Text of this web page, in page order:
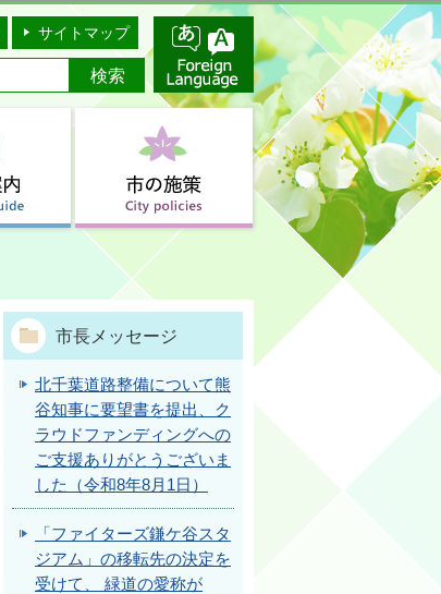
サイトマップ
市長メッセージ
北千葉道路整備について熊
谷知事に要望書を提出、ク
ラウドファンディングへの
ご支援ありがとうございま
した（令和8年8月1日）
「ファイターズ鎌ケ谷スタ
ジアム」の移転先の決定を
受けて、 緑道の愛称が